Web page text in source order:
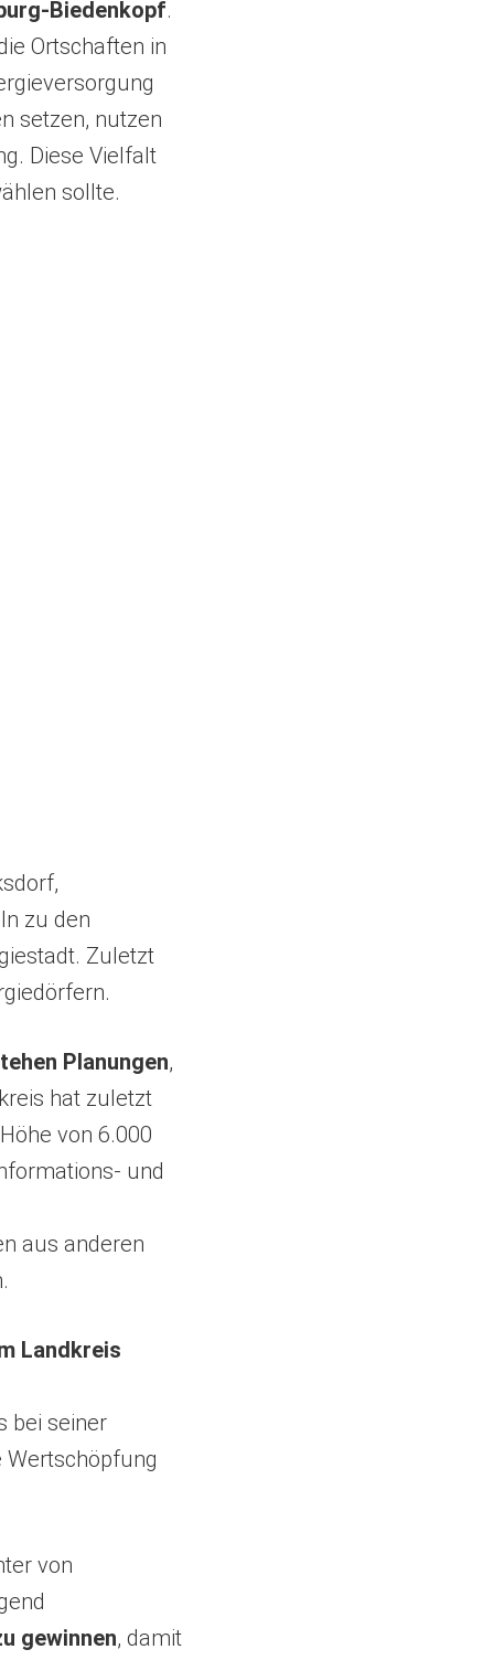
Biedenkopf.
Ortschaften in
setzen, nutzen
Diese Vielfalt
sollte.
zu den
Zuletzt
Planungen,
hat zuletzt
von 6.000
und
aus anderen
Landkreis
bei seiner
Wertschöpfung
von
gewinnen, damit